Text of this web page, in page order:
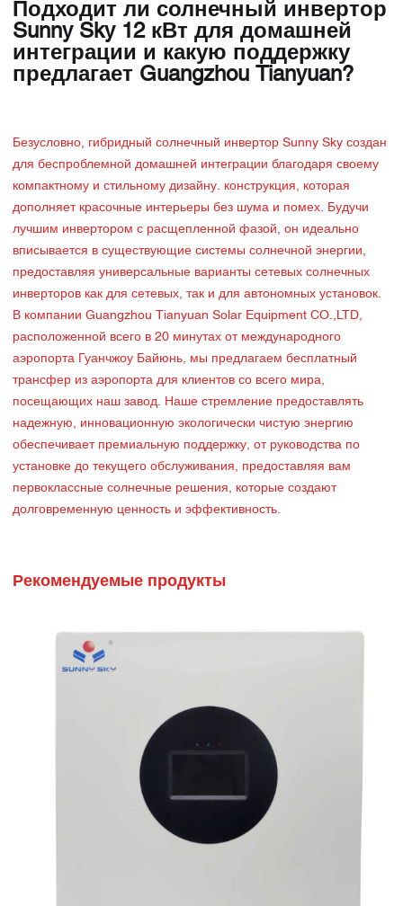
Подходит ли солнечный инвертор
Sunny Sky 12 кВт для домашней
интеграции и какую поддержку
предлагает Guangzhou Tianyuan?
Безусловно, гибридный солнечный инвертор Sunny Sky создан
для беспроблемной домашней интеграции благодаря своему
компактному и стильному дизайну. конструкция, которая
дополняет красочные интерьеры без шума и помех. Будучи
лучшим инвертором с расщепленной фазой, он идеально
вписывается в существующие системы солнечной энергии,
предоставляя универсальные варианты сетевых солнечных
инверторов как для сетевых, так и для автономных установок.
В компании Guangzhou Tianyuan Solar Equipment CO.,LTD,
расположенной всего в 20 минутах от международного
аэропорта Гуанчжоу Байюнь, мы предлагаем бесплатный
трансфер из аэропорта для клиентов со всего мира,
посещающих наш завод. Наше стремление предоставлять
надежную, инновационную экологически чистую энергию
обеспечивает премиальную поддержку, от руководства по
установке до текущего обслуживания, предоставляя вам
первоклассные солнечные решения, которые создают
долговременную ценность и эффективность.
Рекомендуемые продукты